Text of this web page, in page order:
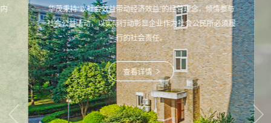
华茂秉持“以社会效益带动经济效益”的经营理念，倾情参与
社会公益活动，以实际行动彰显企业作为社会公民所必须履
行的社会责任。
查看详情